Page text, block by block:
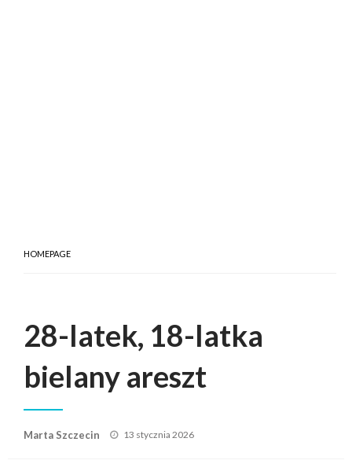
HOMEPAGE
28-latek, 18-latka
bielany areszt
Marta Szczecin
Posted
13 stycznia 2026